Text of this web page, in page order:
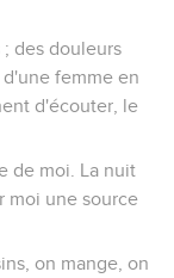
des douleurs
d'une femme en
d'écouter, le
de moi. La nuit
moi une source
on mange, on